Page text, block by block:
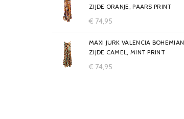
ZIJDE ORANJE, PAARS PRINT
€ 74,95
MAXI JURK VALENCIA BOHEMIAN
ZIJDE CAMEL, MINT PRINT
€ 74,95